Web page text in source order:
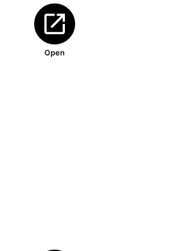
Open
Abre en nueva ventana